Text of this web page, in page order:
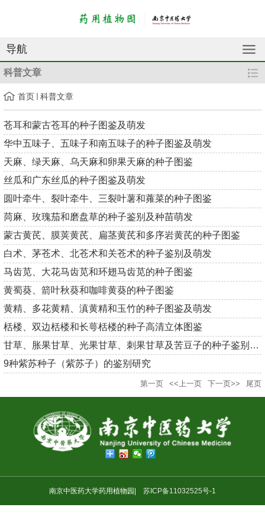
导航
科普文章
首页 科普文章
苍耳和蒙古苍耳的种子图鉴及萌发
华中五味子、五味子和南五味子的种子图鉴及萌发
天麻、绿天麻、乌天麻和卵果天麻的种子图鉴
丝瓜和广东丝瓜的种子图鉴及萌发
圆叶牵牛、裂叶牵牛、三裂叶薯和蕹菜的种子图鉴
苘麻、玫瑰茄和磨盘草的种子鉴别及种苗萌发
蒙古黄芪、膜荚黄芪、扁茎黄芪和多序岩黄芪的种子图鉴
白术、茅苍术、北苍术和关苍术的种子鉴别及萌发
马齿苋、大花马齿苋和环翅马齿苋的种子图鉴
黄蜀葵、箭叶秋葵和咖啡黄葵的种子图鉴
黄精、多花黄精、滇黄精和玉竹的种子图鉴及萌发
栝楼、双边栝楼和长萼栝楼的种子高清立体图鉴
甘草、胀果甘草、光果甘草、刺果甘草及苦豆子的种子鉴别与萌发研...
9种紫苏种子（紫苏子）的鉴别研究
第一页 <<上一页 下一页>> 尾页
南京中医药大学药用植物园| 苏ICP备11032525号-1